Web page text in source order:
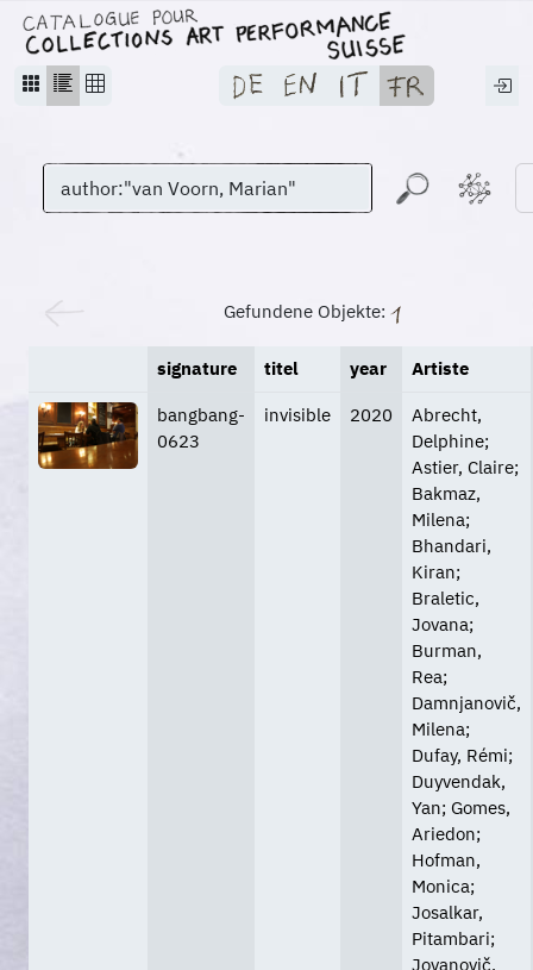
Gefundene Objekte:
signature titel year Artiste
bangbang-
0623
invisible 2020
Abrecht,
Delphine;
Astier, Claire;
Bakmaz,
Milena;
Bhandari,
Kiran;
Braletic,
Jovana;
Burman,
Rea;
Damnjanovič,
Milena;
Dufay, Rémi;
Duyvendak,
Yan; Gomes,
Ariedon;
Hofman,
Monica;
Josalkar,
Pitambari;
Jovanovič,